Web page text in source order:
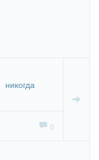
никогда
0